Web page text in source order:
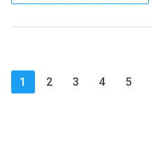
Paginazione
degli
1 2 3 4 5